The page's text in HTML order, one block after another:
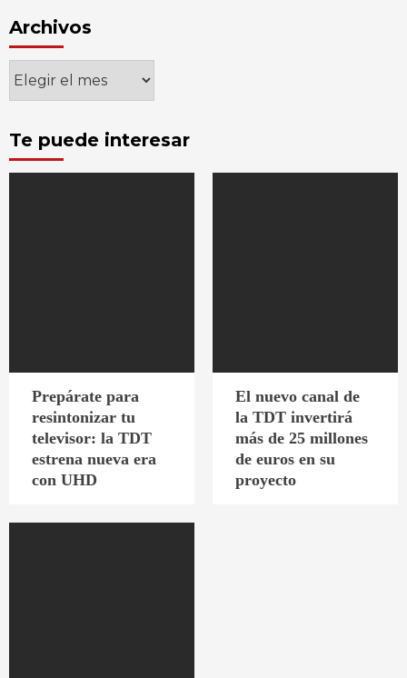
Archivos
Archivos
Te puede interesar
Prepárate para
resintonizar tu
televisor: la TDT
estrena nueva era
con UHD
El nuevo canal de
la TDT invertirá
más de 25 millones
de euros en su
proyecto